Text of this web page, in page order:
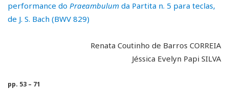
performance do Praeambulum da Partita n. 5 para teclas,
de J. S. Bach (BWV 829)
Renata Coutinho de Barros CORREIA
Jéssica Evelyn Papi SILVA
pp. 53 – 71